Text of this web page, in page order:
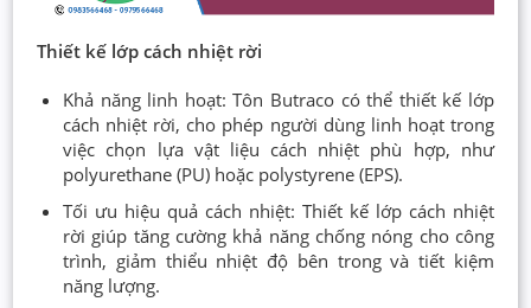
Thiết kế lớp cách nhiệt rời
Khả năng linh hoạt: Tôn Butraco có thể thiết kế lớp
cách nhiệt rời, cho phép người dùng linh hoạt trong
việc chọn lựa vật liệu cách nhiệt phù hợp, như
polyurethane (PU) hoặc polystyrene (EPS).
Tối ưu hiệu quả cách nhiệt: Thiết kế lớp cách nhiệt
rời giúp tăng cường khả năng chống nóng cho công
trình, giảm thiểu nhiệt độ bên trong và tiết kiệm
năng lượng.